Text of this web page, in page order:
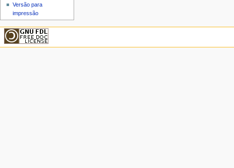
Versão para
impressão